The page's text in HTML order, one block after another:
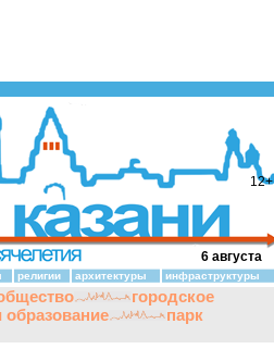
12+
6 августа
религии архитектуры инфраструктуры
городское
образование
парк